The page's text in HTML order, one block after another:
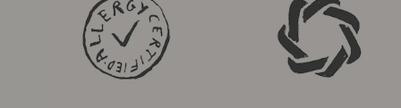
Behandlinger
I House of Rudolph Care
Hos udvalgte klinikker
Vores Grundlægger
Mød Andrea Elisabeth Rudolph
Videointerview: 20 år efter begyndelsen